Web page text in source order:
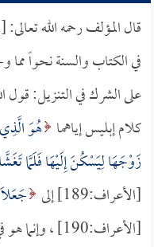
قال المؤلف رحمه الله
في الكتاب والسنة نحواً مما
على الشرك في التنزيل: قول
كلام إبليس إياهما هُوَ
زَوْجَهَا لِيَسْكُنَ إِلَيْهَا فَلَمَّا
[الأعراف:189] إلى
[الأعراف:190]